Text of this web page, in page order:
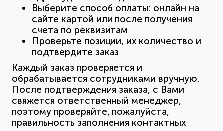
Выберите способ оплаты: онлайн на
сайте картой или после получения
счета по реквизитам
Проверьте позиции, их количество и
подтвердите заказ
Каждый заказ проверяется и
обрабатывается сотрудниками вручную.
После подтверждения заказа, с Вами
свяжется ответственный менеджер,
поэтому проверяйте, пожалуйста,
правильность заполнения контактных